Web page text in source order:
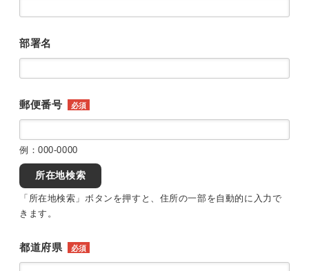
部署名
郵便番号 必須
例：000-0000
所在地検索
「所在地検索」ボタンを押すと、住所の一部を自動的に入力で
きます。
都道府県 必須